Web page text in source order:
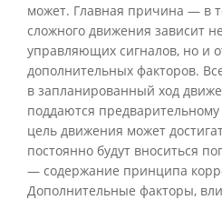
может. Главная причина — в
сложного движения зависит
управляющих сигналов, но и
дополнительных факторов.
в запланированный ход
поддаются предварительному
цель движения может
постоянно будут вноситься
— содержание принципа
Дополнительные факторы,